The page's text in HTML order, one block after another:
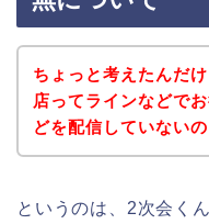
ちょっと考えたんだ
店ってラインなどで
どを配信していないの
というのは、2次会く